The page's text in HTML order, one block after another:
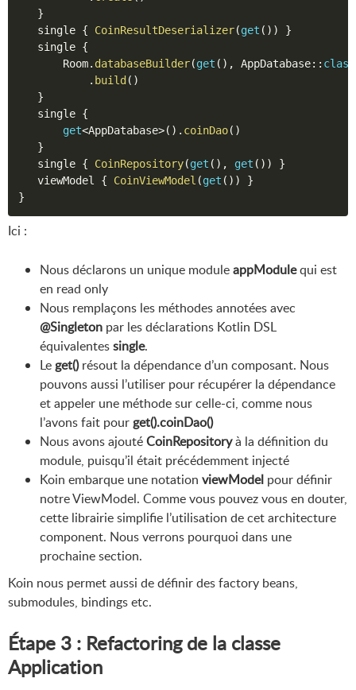
}
   single
{ CoinResultDeserializer(get ( ) )
}
   single
{
       Room
. databaseBuilder(get ( ) , AppDatabase:: class
. build( )
}
   single
{
get<AppDatabase>( ) . coinDao( )
}
   single
{ CoinRepository(get ( ) , get ( ) )
}
   viewModel
{ CoinViewModel (get ( ) )
}
}
Ici :
Nous déclarons un unique moduleappModulequi est
en read only
Nous remplaçons les méthodes annotées avec
@Singleton par les déclarations Kotlin DSL
équivalentessingle.
Leget()résout la dépendance d’un composant. Nous
pouvons aussi l’utiliser pour récupérer la dépendance
et appeler une méthode sur celle-ci, comme nous
l’avons fait pourget().coinDao()
Nous avons ajoutéCoinRepositoryà la définition du
module, puisqu’il était précédemment injecté
Koin embarque une notation viewModel pour définir
notre ViewModel. Comme vous pouvez vous en douter,
cette librairie simplifie l’utilisation de cet architecture
component. Nous verrons pourquoi dans une
prochaine section.
Koin nous permet aussi de définir des factory beans,
submodules, bindings etc.
Étape 3 : Refactoring de la classe
Application